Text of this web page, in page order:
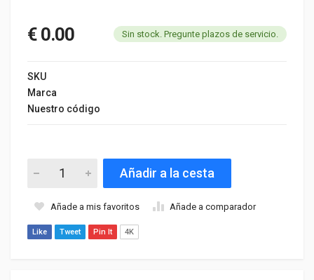
€ 0.00 Sin stock. Pregunte plazos de servicio.
SKU
Marca
Nuestro código
Añadir a la cesta
Añade a mis favoritos Añade a comparador
Like Tweet Pin It 4K